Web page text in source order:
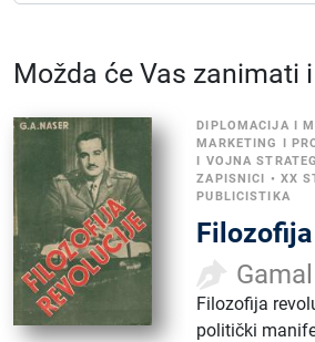
Možda će Vas zanimati
DIPLOMACIJA I
MARKETING I
I VOJNA
ZAPISNICI • XX
PUBLICISTIKA
Filozofija
politički